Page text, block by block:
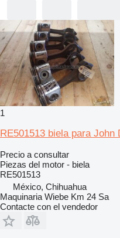
1
RE501513 biela para John
Precio a consultar
Piezas del motor - biela
RE501513
México, Chihuahua
Maquinaria Wiebe Km 24 Sa
Contacte con el vendedor